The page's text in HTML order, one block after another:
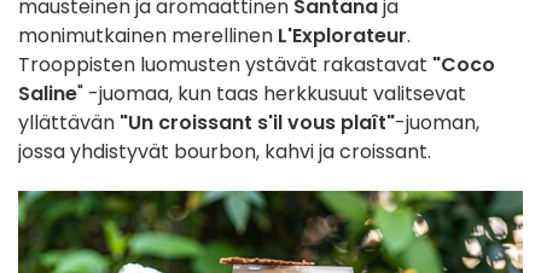
mausteinen ja aromaattinen Santanaja
monimutkainen merellinen L'Explorateur.
Trooppisten luomusten ystävät rakastavat "Coco
Saline" -juomaa, kun taas herkkusuut valitsevat
yllättävän "Un croissant s'il vous plaît"-juoman,
jossa yhdistyvät bourbon, kahvi ja croissant.